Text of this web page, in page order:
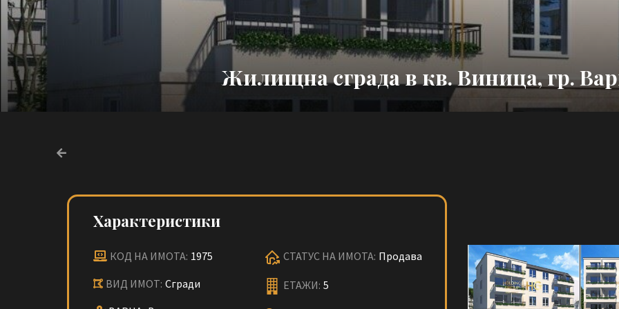
Жилищна сграда в кв. Виница, гр.
Характеристики
КОД НА ИМОТА: 1975
ВИД ИМОТ: Сгради
СТАТУС НА ИМОТА: Продава
ЕТАЖИ: 5